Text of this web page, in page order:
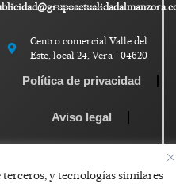
y tecnologías similares
Centro comercial Valle del
Este, local 24, Vera - 04620
Política de privacidad
Aviso legal